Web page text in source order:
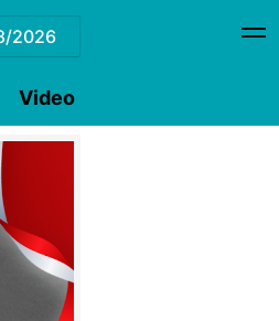
2026
Video